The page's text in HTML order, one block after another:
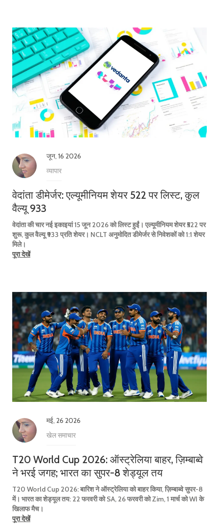
जून, 16 2026
व्यापार
वेदांता डीमेर्जर: एल्यूमीनियम शेयर ₹522 पर लिस्ट, कुल
वैल्यू ₹933
वेदांता की चार नई इकाइयां 15 जून 2026 को लिस्ट हुईं। एल्यूमीनियम शेयर ₹522 पर
शुरू, कुल वैल्यू ₹933 प्रति शेयर। NCLT अनुमोदित डीमेर्जर से निवेशकों को 1:1 शेयर
मिले।
पूरा देखें
मई, 26 2026
खेल समाचार
T20 World Cup 2026: ऑस्ट्रेलिया बाहर, ज़िम्बाब्वे
ने भरई जगह; भारत का सुपर-8 शेड्यूल तय
T20 World Cup 2026: बारिश ने ऑस्ट्रेलिया को बाहर किया, ज़िम्बाब्वे सुपर-8
में। भारत का शेड्यूल तय: 22 फरवरी को SA, 26 फरवरी को Zim, 1 मार्च को WI के
खिलाफ मैच।
पूरा देखें